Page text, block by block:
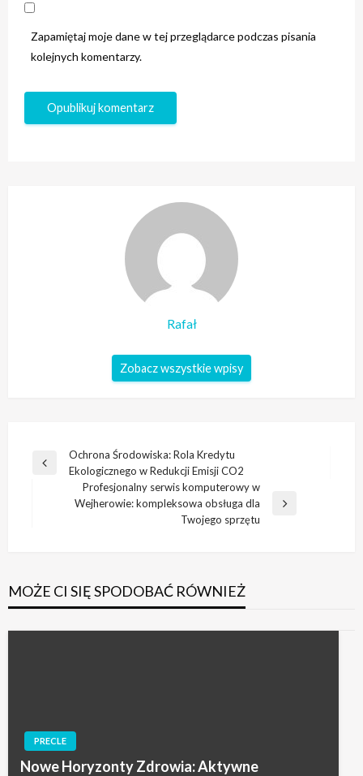
Zapamiętaj moje dane w tej przeglądarce podczas pisania
kolejnych komentarzy.
Rafał
Zobacz wszystkie wpisy
Nawigacja
wpisu
Poprzedni
Ochrona Środowiska: Rola Kredytu
Ekologicznego w Redukcji Emisji CO2
Następny
Profesjonalny serwis komputerowy w
Wejherowie: kompleksowa obsługa dla
Twojego sprzętu
MOŻE CI SIĘ SPODOBAĆ RÓWNIEŻ
PRECLE
Nowe Horyzonty Zdrowia: Aktywne